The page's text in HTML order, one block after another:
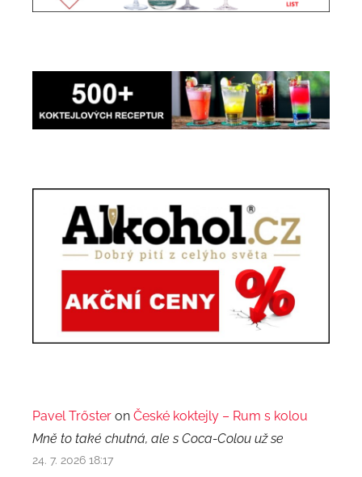
Pavel Trőster on České koktejly – Rum s kolou
Mně to také chutná, ale s Coca-Colou už se
24. 7. 2026 18:17